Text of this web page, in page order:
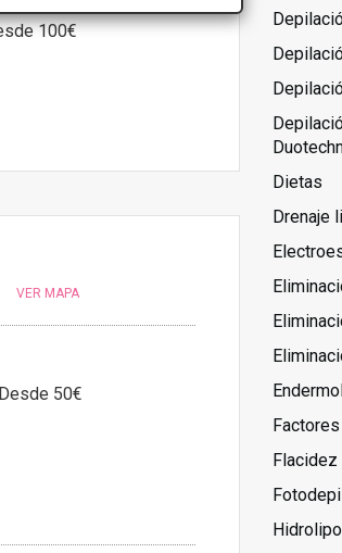
100€
VER MAPA
Desde 50€
Dietas
Drenaje
Flacidez